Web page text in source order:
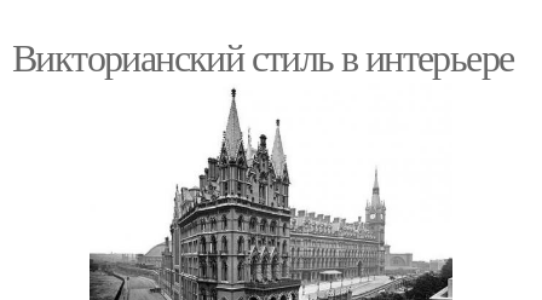
Викторианский стиль в интерьере